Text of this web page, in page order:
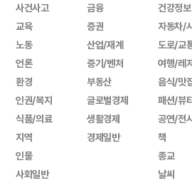
사건사고
교육
노동
언론
환경
인권/복지
식품/의료
지역
인물
사회일반
금융
증권
산업/재계
중기/벤처
부동산
글로벌경제
생활경제
경제일반
건강정보
자동차/
도로/교
여행/레
음식/맛
패션/뷰
공연/전
책
종교
날씨